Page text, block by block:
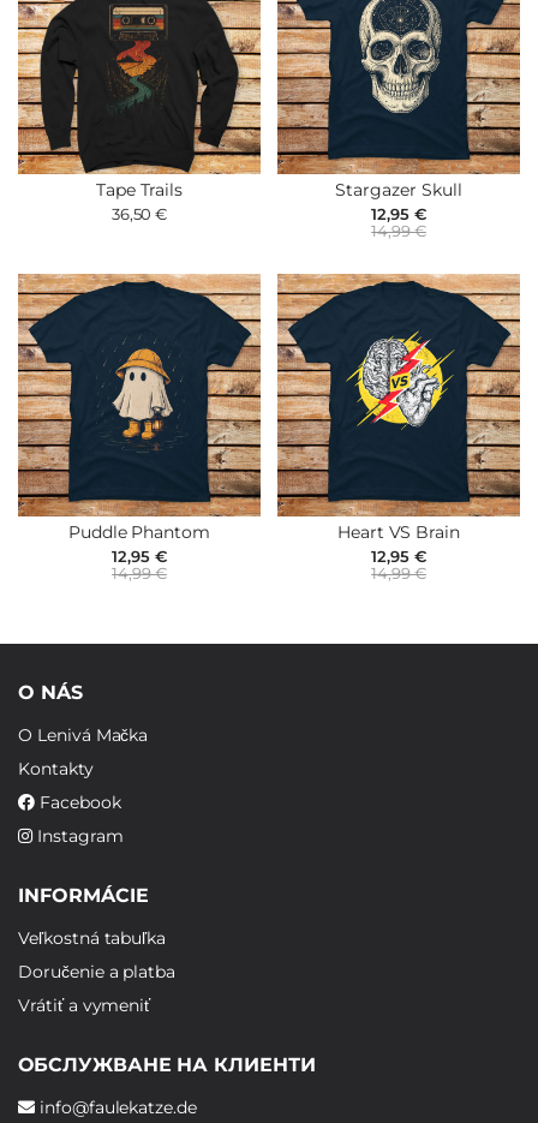
Tape Trails
36,50 €
Stargazer Skull
12,95 €
14,99 €
Puddle Phantom
12,95 €
14,99 €
Heart VS Brain
12,95 €
14,99 €
O NÁS
O Lenivá Mačka
Kontakty
Facebook
Instagram
INFORMÁCIE
Veľkostná tabuľka
Doručenie a platba
Vrátiť a vymeniť
ОБСЛУЖВАНЕ НА КЛИЕНТИ
info@faulekatze.de